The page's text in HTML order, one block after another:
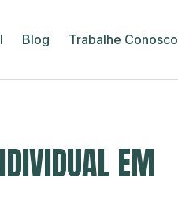
Blog Trabalhe Conosco
EM